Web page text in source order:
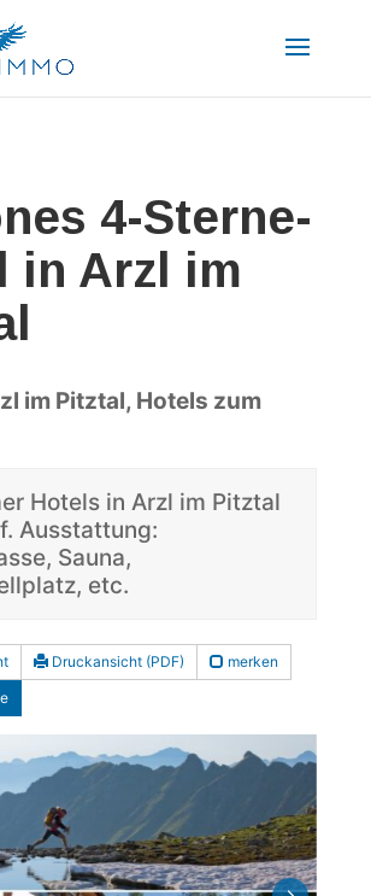
4-Sterne-
in Arzl im
im Pitztal, Hotels zum
Hotels in Arzl im Pitztal
Ausstattung:
Sauna,
etc.
Druckansicht (PDF)
merken